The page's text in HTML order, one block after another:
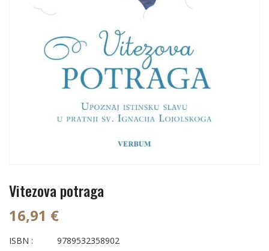
Vitezova potraga
16,91 €
ISBN :
9789532358902